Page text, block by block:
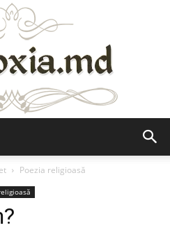
Poezia religioasă